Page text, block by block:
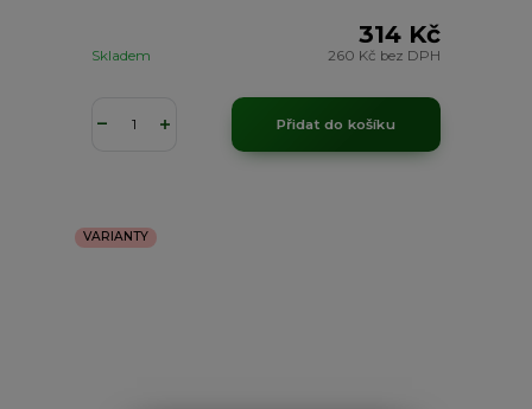
314 Kč
260 Kč bez DPH
Skladem
Přidat do košíku
VARIANTY